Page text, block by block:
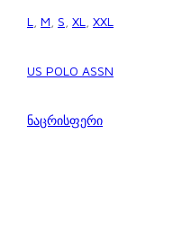
L M S XL XXL
US POLO ASSN
ნაცრისფერი